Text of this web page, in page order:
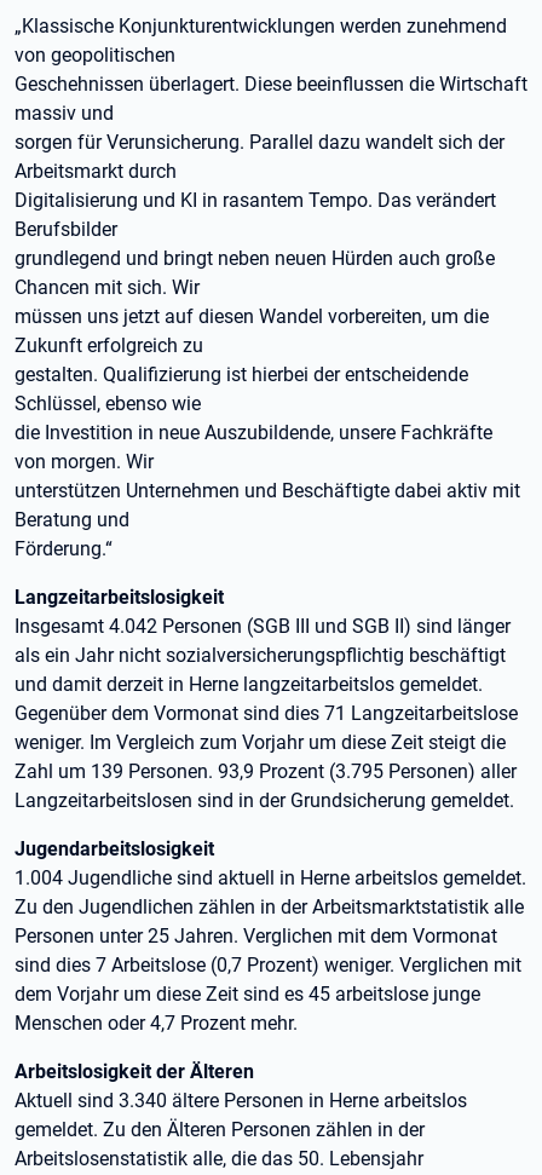
„Klassische Konjunkturentwicklungen werden zunehmend
von geopolitischen
Geschehnissen überlagert. Diese beeinflussen die Wirtschaft
massiv und
sorgen für Verunsicherung. Parallel dazu wandelt sich der
Arbeitsmarkt durch
Digitalisierung und KI in rasantem Tempo. Das verändert
Berufsbilder
grundlegend und bringt neben neuen Hürden auch große
Chancen mit sich. Wir
müssen uns jetzt auf diesen Wandel vorbereiten, um die
Zukunft erfolgreich zu
gestalten. Qualifizierung ist hierbei der entscheidende
Schlüssel, ebenso wie
die Investition in neue Auszubildende, unsere Fachkräfte
von morgen. Wir
unterstützen Unternehmen und Beschäftigte dabei aktiv mit
Beratung und
Förderung.“
Langzeitarbeitslosigkeit
Insgesamt 4.042 Personen (SGB III und SGB II) sind länger
als ein Jahr nicht sozialversicherungspflichtig beschäftigt
und damit derzeit in Herne langzeitarbeitslos gemeldet.
Gegenüber dem Vormonat sind dies 71 Langzeitarbeitslose
weniger. Im Vergleich zum Vorjahr um diese Zeit steigt die
Zahl um 139 Personen. 93,9 Prozent (3.795 Personen) aller
Langzeitarbeitslosen sind in der Grundsicherung gemeldet.
Jugendarbeitslosigkeit
1.004 Jugendliche sind aktuell in Herne arbeitslos gemeldet.
Zu den Jugendlichen zählen in der Arbeitsmarktstatistik alle
Personen unter 25 Jahren. Verglichen mit dem Vormonat
sind dies 7 Arbeitslose (0,7 Prozent) weniger. Verglichen mit
dem Vorjahr um diese Zeit sind es 45 arbeitslose junge
Menschen oder 4,7 Prozent mehr.
Arbeitslosigkeit der Älteren
Aktuell sind 3.340 ältere Personen in Herne arbeitslos
gemeldet. Zu den Älteren Personen zählen in der
Arbeitslosenstatistik alle, die das 50. Lebensjahr